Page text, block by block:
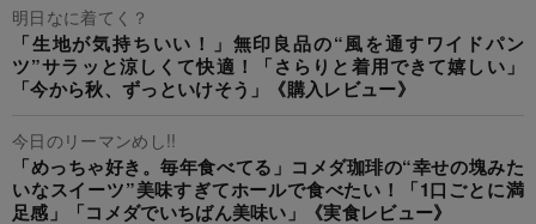
明日なに着てく？
「生地が気持ちいい！」無印良品の“風を通すワイドパン
ツ”サラッと涼しくて快適！「さらりと着用できて嬉しい」
「今から秋、ずっといけそう」《購入レビュー》
今日のリーマンめし!!
「めっちゃ好き。毎年食べてる」コメダ珈琲の“幸せの塊みた
いなスイーツ”美味すぎてホールで食べたい！「1口ごとに満
足感」「コメダでいちばん美味い」《実食レビュー》